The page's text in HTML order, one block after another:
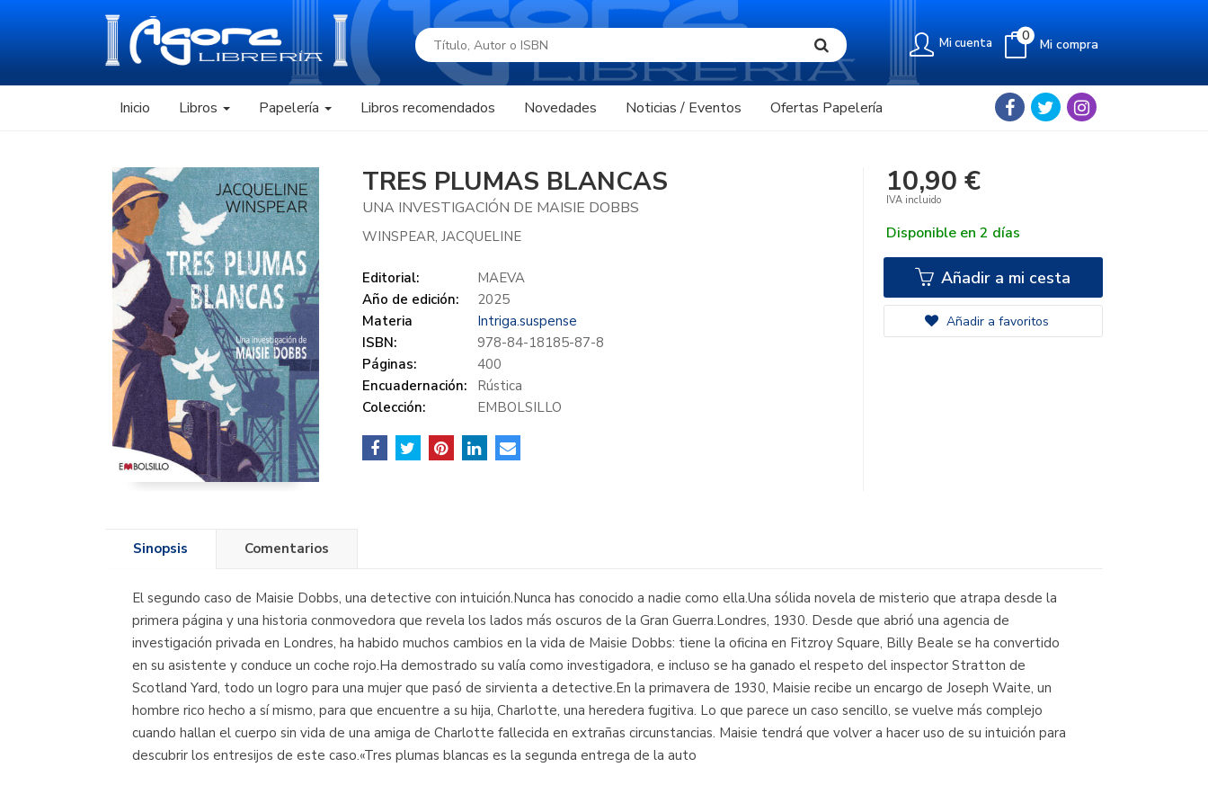
Mi cuenta Mi compra
0
Inicio Libros Papelería Libros recomendados Novedades Noticias / Eventos Ofertas Papelería
TRES PLUMAS BLANCAS
UNA INVESTIGACIÓN DE MAISIE DOBBS
WINSPEAR, JACQUELINE
Editorial:
MAEVA
Año de edición:
2025
Materia
Intriga.suspense
ISBN:
978-84-18185-87-8
Páginas:
400
Encuadernación:
Rústica
Colección:
EMBOLSILLO
10,90 €
IVA incluido
Disponible en 2 días
Añadir a mi cesta
Añadir a favoritos
Sinopsis Comentarios
El segundo caso de Maisie Dobbs, una detective con intuición.Nunca has conocido a nadie como ella.Una sólida novela de misterio que atrapa desde la
primera página y una historia conmovedora que revela los lados más oscuros de la Gran Guerra.Londres, 1930. Desde que abrió una agencia de
investigación privada en Londres, ha habido muchos cambios en la vida de Maisie Dobbs: tiene la oficina en Fitzroy Square, Billy Beale se ha convertido
en su asistente y conduce un coche rojo.Ha demostrado su valía como investigadora, e incluso se ha ganado el respeto del inspector Stratton de
Scotland Yard, todo un logro para una mujer que pasó de sirvienta a detective.En la primavera de 1930, Maisie recibe un encargo de Joseph Waite, un
hombre rico hecho a sí mismo, para que encuentre a su hija, Charlotte, una heredera fugitiva. Lo que parece un caso sencillo, se vuelve más complejo
cuando hallan el cuerpo sin vida de una amiga de Charlotte fallecida en extrañas circunstancias. Maisie tendrá que volver a hacer uso de su intuición para
descubrir los entresijos de este caso.«Tres plumas blancas es la segunda entrega de la auto